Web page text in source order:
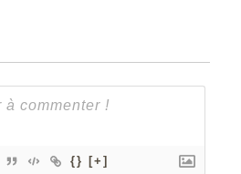
{} [+]